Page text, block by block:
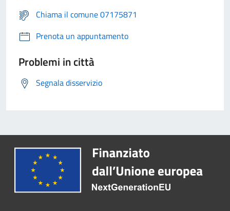
Chiama il comune 07175871
Prenota un appuntamento
Problemi in città
Segnala disservizio